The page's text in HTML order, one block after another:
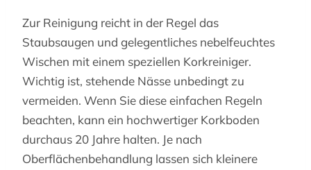
Zur Reinigung reicht in der Regel das
Staubsaugen und gelegentliches nebelfeuchtes
Wischen mit einem speziellen Korkreiniger.
Wichtig ist, stehende Nässe unbedingt zu
vermeiden. Wenn Sie diese einfachen Regeln
beachten, kann ein hochwertiger Korkboden
durchaus 20 Jahre halten. Je nach
Oberflächenbehandlung lassen sich kleinere